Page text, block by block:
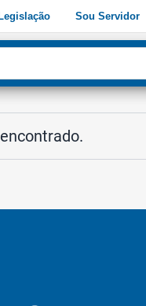
Legislação Sou Servidor